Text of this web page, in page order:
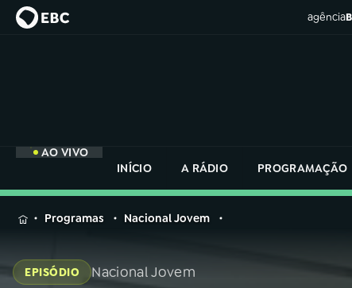
agência
AO VIVO
INÍCIO
A RÁDIO PROGRAMAÇÃO
MENU
na
Rádio
Programas Nacional Jovem
EPISÓDIO Nacional Jovem